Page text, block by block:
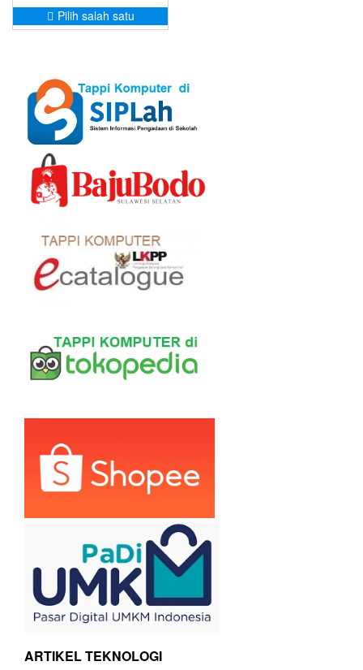
Pilih salah satu
memiliki
Pilihan
dapat
diambil
produk
ARTIKEL TEKNOLOGI